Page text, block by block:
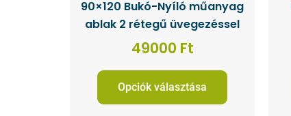
90×120 Bukó-Nyíló műanyag
ablak 2 rétegű üvegezéssel
49000 Ft
Opciók választása